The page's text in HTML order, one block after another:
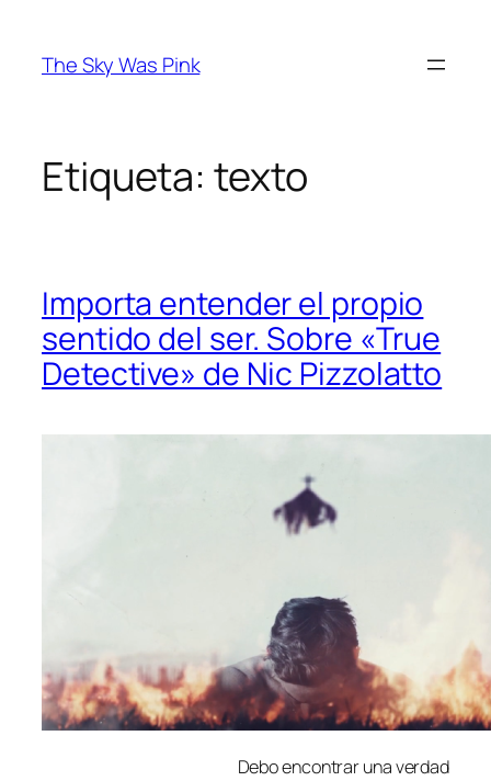
contenido
The Sky Was Pink
Etiqueta: texto
Importa entender el propio
sentido del ser. Sobre «True
Detective» de Nic Pizzolatto
Debo en­con­trar una verdad